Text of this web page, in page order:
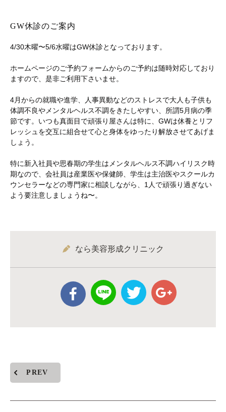
GW休診のご案内
4/30木曜〜5/6水曜はGW休診となっております。
ホームページのご予約フォームからのご予約は随時対応しており
ますので、是非ご利用下さいませ。
4月からの就職や進学、人事異動などのストレスで大人も子供も
体調不良やメンタルヘルス不調をきたしやすい、所謂5月病の季
節です。いつも真面目で頑張り屋さんは特に、GWは休養とリフ
レッシュを交互に組合せて心と身体をゆったり解放させてあげま
しょう。
特に新入社員や思春期の学生はメンタルヘルス不調ハイリスク時
期なので、会社員は産業医や保健師、学生は主治医やスクールカ
ウンセラーなどの専門家に相談しながら、1人で頑張り過ぎない
よう要注意しましょうね〜。
なら美容形成クリニック
PREV